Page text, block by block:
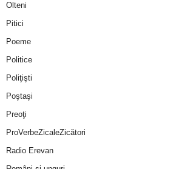
Olteni
Pitici
Poeme
Politice
Poliţişti
Poştaşi
Preoţi
ProVerbeZicaleZicători
Radio Erevan